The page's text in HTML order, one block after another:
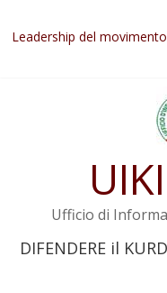
Leadership del
Commissione donne del
Non tenere conto della
Il KNK chiede un’azione
Abdullah Öcalan: Le
Ufficio di
DIFENDERE il